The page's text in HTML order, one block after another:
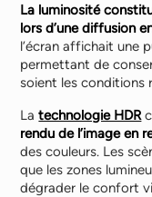
La luminosité
lors d’une diffusion
l’écran affichait une
permettant de
soient les conditions
Latechnologie HDR
rendu de l’image en
des couleurs. Les
que les zones
dégrader le confort